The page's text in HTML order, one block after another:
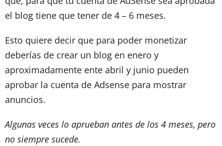
el blog tiene que tener de 4 – 6 meses.
Esto quiere decir que para poder monetizar
deberías de crear un blog en enero y
aproximadamente ente abril y junio pueden
aprobar la cuenta de Adsense para mostrar
anuncios.
Algunas veces lo aprueban antes de los 4 meses, pero
no siempre sucede.